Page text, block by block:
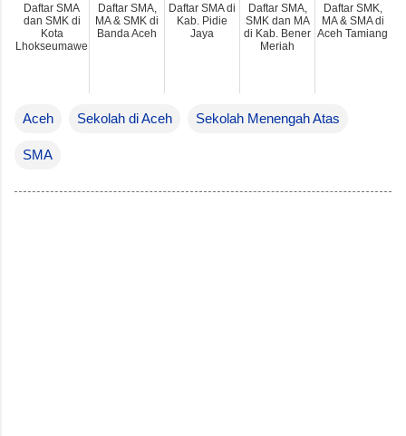
Aceh Sekolah di Aceh Sekolah Menengah Atas
SMA
Daftar SMA
dan SMK di
Kota
Lhokseumawe
Daftar SMA,
MA & SMK di
Banda Aceh
Daftar SMA di
Kab. Pidie
Jaya
Daftar SMA,
SMK dan MA
di Kab. Bener
Meriah
Daftar SMK,
MA & SMA di
Aceh Tamiang